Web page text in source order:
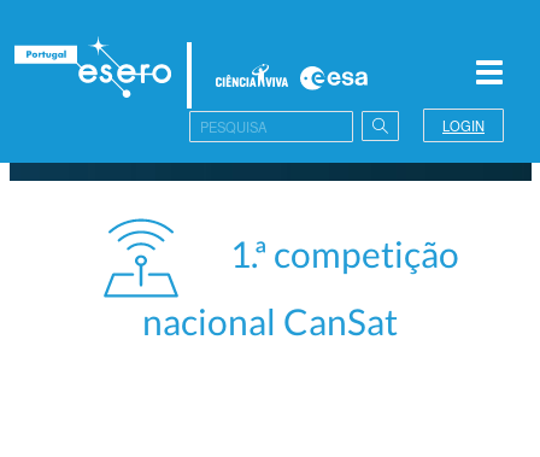
LOGIN
1.ª competição
nacional CanSat